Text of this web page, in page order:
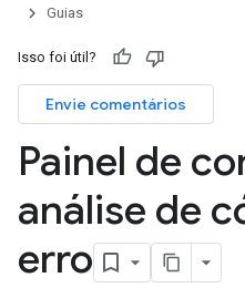
Guias
Isso foi útil?
Envie comentários
Painel de
análise de
erro